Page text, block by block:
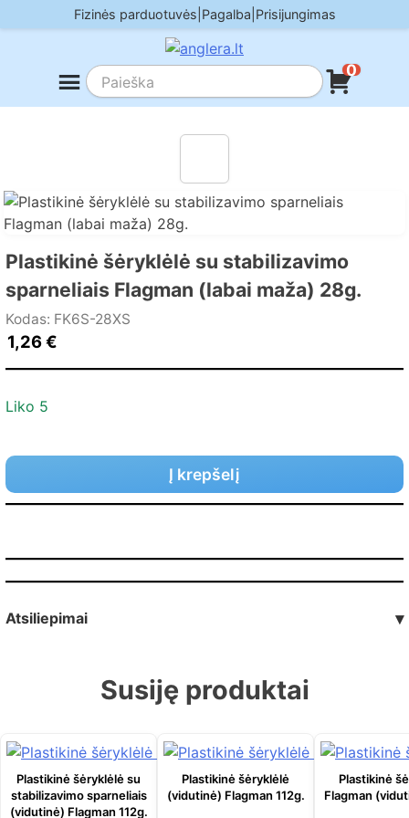
to
Fizinės parduotuvės Pagalba Prisijungimas
0
Plastikinė šėryklėlė su stabilizavimo
sparneliais Flagman (labai maža) 28g.
Kodas: FK6S-28XS
1,26€
Liko 5
Į krepšelį
Atsiliepimai ▾
Susiję produktai
Plastikinė šėryklėlė su
stabilizavimo sparneliais
(vidutinė) Flagman 112g.
Plastikinė šėryklėlė
(vidutinė) Flagman 112g.
Plastikinė
Flagman